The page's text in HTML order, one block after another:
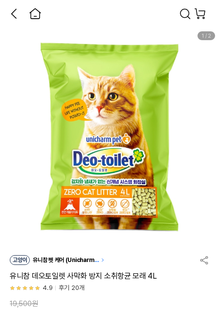
1 / 2
고양이
유니참 펫 케어 (Unicharm P
유니참 데오토일렛 사막화 방지 소취항균 모래 4L
4.9 후기 20개
19,500원